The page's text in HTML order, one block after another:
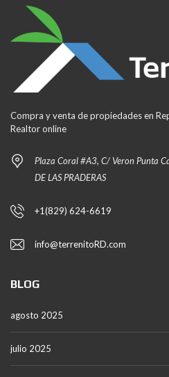
Compra y venta de propiedades en
Realtor online
Plaza Coral #A3, C/ Veron Punta
DE LAS PRADERAS
+1(829) 624-6619
info@terrenitoRD.com
BLOG
agosto 2025
julio 2025